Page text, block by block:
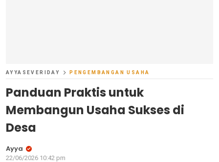
AYYASEVERIDAY PENGEMBANGAN USAHA
Panduan Praktis untuk
Membangun Usaha Sukses di
Desa
Ayya
22/06/2026 10:42 pm